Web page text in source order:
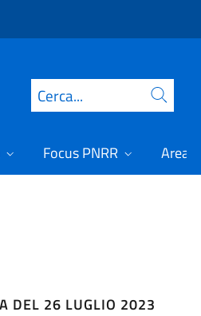
Cerca
Focus PNRR Area
DEL 26 LUGLIO 2023